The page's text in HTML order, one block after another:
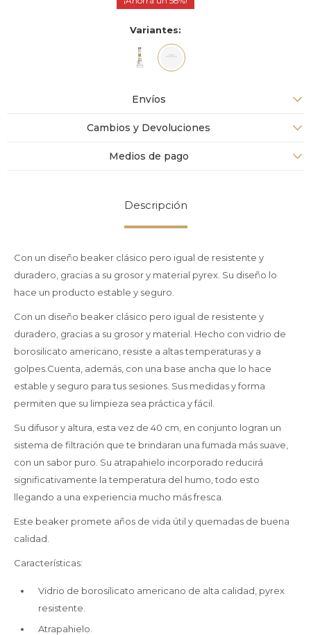
Variantes:
Envíos
Cambios y Devoluciones
Medios de pago
Descripción
Con un diseño beaker clásico pero igual de resistente y
duradero, gracias a su grosor y material pyrex. Su diseño lo
hace un producto estable y seguro.
Con un diseño beaker clásico pero igual de resistente y
duradero, gracias a su grosor y material. Hecho con vidrio de
borosilicato americano, resiste a altas temperaturas y a
golpes.Cuenta, además, con una base ancha que lo hace
estable y seguro para tus sesiones. Sus medidas y forma
permiten que su limpieza sea práctica y fácil.
Su difusor y altura, esta vez de 40 cm, en conjunto logran un
sistema de filtración que te brindaran una fumada más suave,
con un sabor puro. Su atrapahielo incorporado reducirá
significativamente la temperatura del humo, todo esto
llegando a una experiencia mucho más fresca.
Este beaker promete años de vida útil y quemadas de buena
calidad.
Características:
Vidrio de borosilicato americano de alta calidad, pyrex
resistente.
Atrapahielo.